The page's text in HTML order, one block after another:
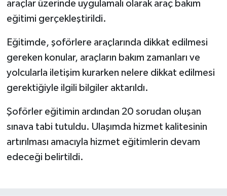
araçlar üzerinde uygulamalı olarak araç bakım
eğitimi gerçekleştirildi.
Eğitimde, şoförlere araçlarında dikkat edilmesi
gereken konular, araçların bakım zamanları ve
yolcularla iletişim kurarken nelere dikkat edilmesi
gerektiğiyle ilgili bilgiler aktarıldı.
Şoförler eğitimin ardından 20 sorudan oluşan
sınava tabi tutuldu. Ulaşımda hizmet kalitesinin
artırılması amacıyla hizmet eğitimlerin devam
edeceği belirtildi.